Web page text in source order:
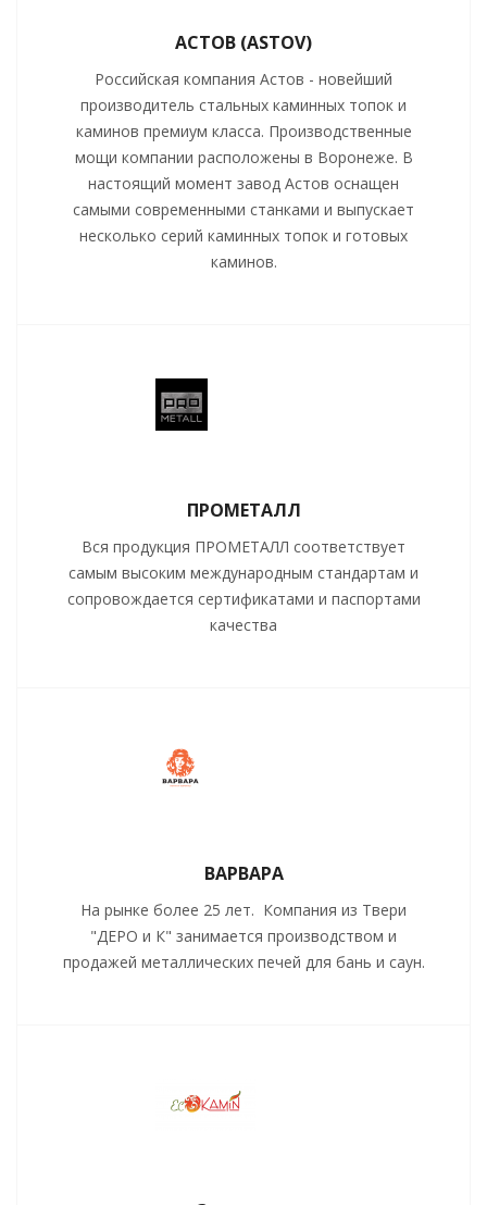
АСТОВ (ASTOV)
Российская компания Астов - новейший
производитель стальных каминных топок и
каминов премиум класса. Производственные
мощи компании расположены в Воронеже. В
настоящий момент завод Астов оснащен
самыми современными станками и выпускает
несколько серий каминных топок и готовых
каминов.
ПРОМЕТАЛЛ
Вся продукция ПРОМЕТАЛЛ соответствует
самым высоким международным стандартам и
сопровождается сертификатами и паспортами
качества
ВАРВАРА
На рынке более 25 лет. Компания из Твери
"ДЕРО и К" занимается производством и
продажей металлических печей для бань и саун.